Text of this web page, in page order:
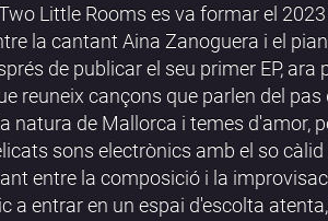
Little Rooms es va formar el
la cantant Aina Zanoguera i el
de publicar el seu primer EP, ara
reuneix cançons que parlen del pas
natura de Mallorca i temes d'amor,
sons electrònics amb el so càlid
entre la composició i la
a entrar en un espai d'escolta